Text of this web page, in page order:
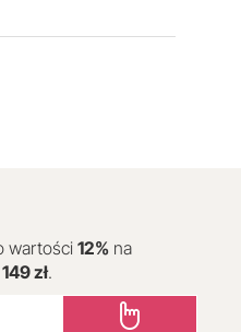
wartości12% na
149 zł.